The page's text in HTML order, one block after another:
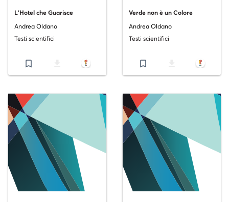
L'Hotel che Guarisce
Andrea Oldano
Testi scientifici
bookmark_border
Verde non è un Colore
Andrea Oldano
Testi scientifici
bookmark_border